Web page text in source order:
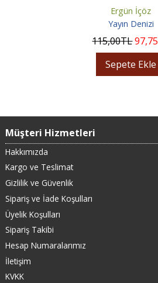
Ergün İçöz
Yayın Denizi
115,00TL97,75
Sepete Ekle
Müşteri Hizmetleri
Hakkımızda
Kargo ve Teslimat
Gizlilik ve Güvenlik
Sipariş ve İade Koşulları
Üyelik Koşulları
Sipariş Takibi
Hesap Numaralarımız
İletişim
KVKK